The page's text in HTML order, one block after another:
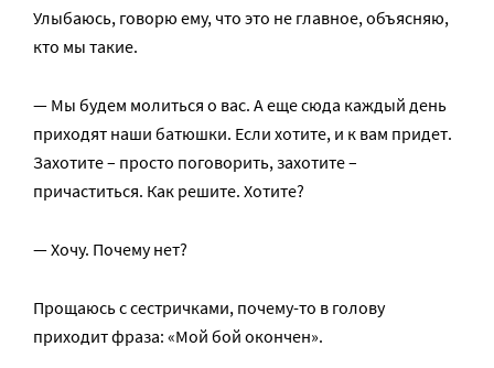
Улыбаюсь, говорю ему, что это не главное, объясняю,
кто мы такие.
— Мы будем молиться о вас. А еще сюда каждый день
приходят наши батюшки. Если хотите, и к вам придет.
Захотите – просто поговорить, захотите –
причаститься. Как решите. Хотите?
— Хочу. Почему нет?
Прощаюсь с сестричками, почему-то в голову
приходит фраза: «Мой бой окончен».